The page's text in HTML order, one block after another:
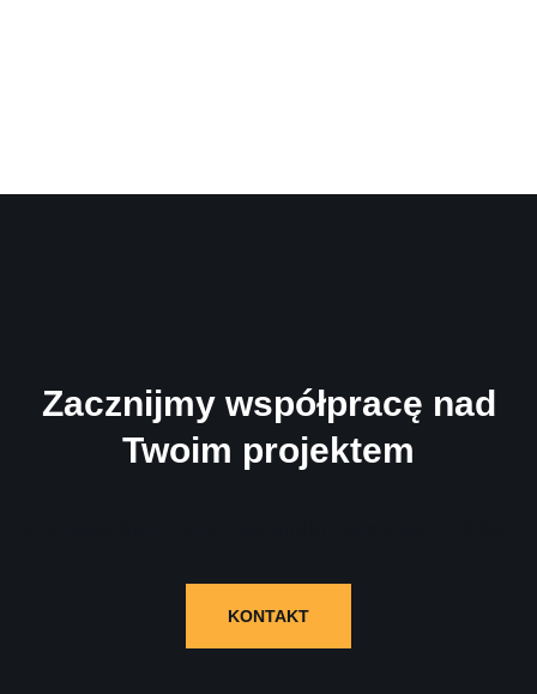
Zacznijmy współpracę nad
Twoim projektem
KONTAKT